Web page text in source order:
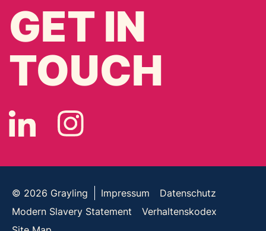
GET IN
TOUCH
© 2026 Grayling Impressum
Datenschutz
Modern Slavery Statement
Verhaltenskodex